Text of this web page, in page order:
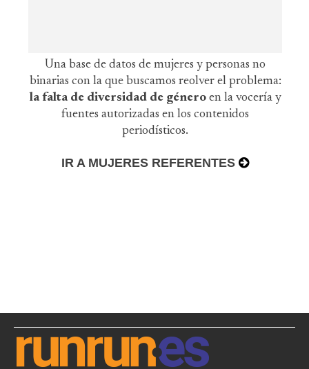
Una base de datos de mujeres y personas no
binarias con la que buscamos reolver el problema:
la falta de diversidad de género en la vocería y
fuentes autorizadas en los contenidos
periodísticos.
IR A MUJERES REFERENTES